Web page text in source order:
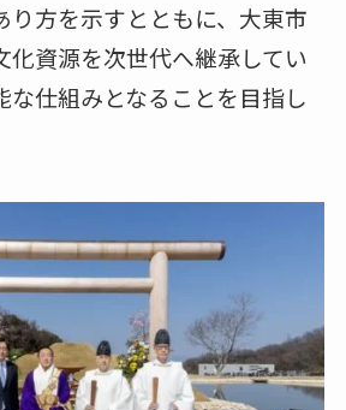
り方を示すとともに、大東市
化資源を次世代へ継承してい
な仕組みとなることを目指し